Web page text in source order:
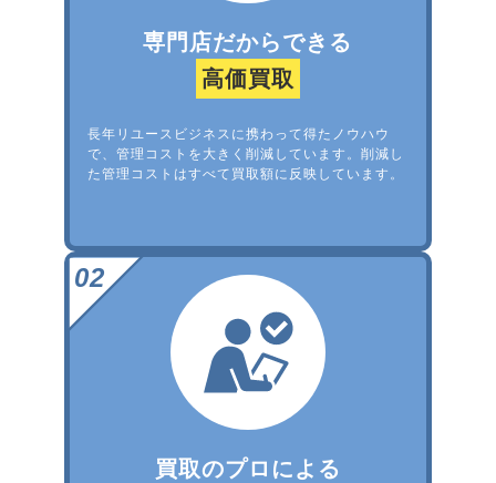
専門店だからできる
高価買取
長年リユースビジネスに携わって得たノウハウ
で、管理コストを大きく削減しています。削減し
た管理コストはすべて買取額に反映しています。
買取のプロによる